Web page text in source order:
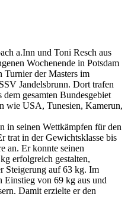
a.Inn und Toni Resch aus
Wochenende in Potsdam
Turnier der Masters im
Jandelsbrunn. Dort trafen
gesamten Bundesgebiet
wie USA, Tunesien, Kamerun,
in seinen Wettkämpfen für den
trat in der Gewichtsklasse bis
an. Er konnte seinen
erfolgreich gestalten,
Steigerung auf 63 kg. Im
Einstieg von 69 kg aus und
Damit erzielte er den